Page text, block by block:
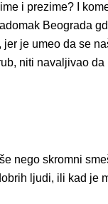
i prezime? I
Beograda
je umeo da se
niti navaljivao da
nego skromni
ljudi, ili kad je